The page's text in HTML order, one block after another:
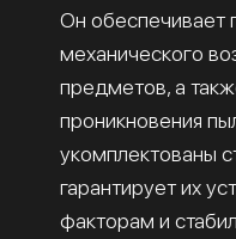
Он обеспечивает
механического
предметов, а
проникновения
укомплектованы
гарантирует их
факторам и